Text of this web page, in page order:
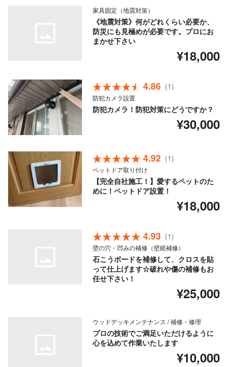
家具固定（地震対策）
《地震対策》何がどれくらい必要か、
防災にも見極めが必要です。プロにお
まかせ下さい
¥18,000
4.86 (1)
防犯カメラ設置
防犯カメラ！防犯対策にどうですか？
¥30,000
4.92 (1)
ペットドア取り付け
【完全自社施工！】愛するペットのた
めに！ペットドア設置！
¥18,000
4.93 (1)
壁の穴・凹みの補修（壁紙補修）
石こうボードを補修して、クロスを貼
って仕上げます☆破れや傷の補修もお
任せ下さい！
¥25,000
ウッドデッキメンテナンス / 補修・修理
プロの技術でご満足いただけるように
心を込めて作業いたします
¥10,000